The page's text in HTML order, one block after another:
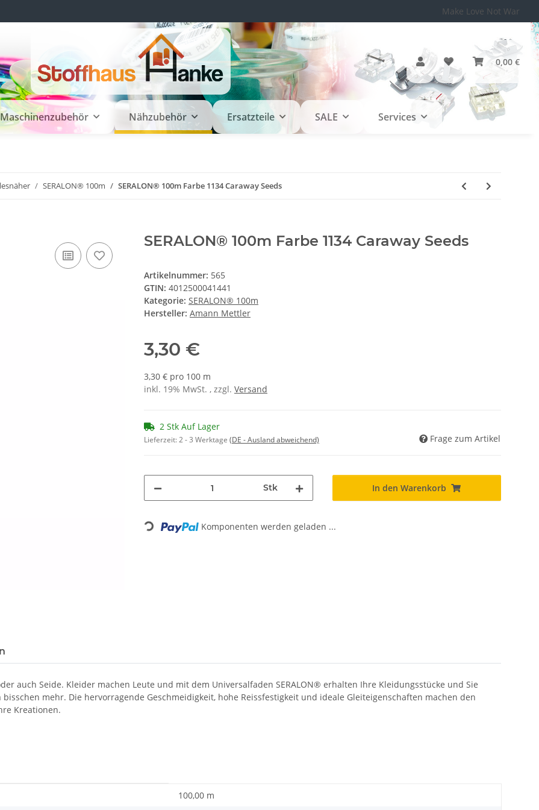
Make Love Not War
0,00 €
Maschinenzubehör Nähzubehör Ersatzteile SALE Services
SERALON® 100m SERALON® 100m Farbe 1134 Caraway Seeds
SERALON® 100m Farbe 1134 Caraway Seeds
Artikelnummer: 565
GTIN: 4012500041441
Kategorie: SERALON® 100m
Hersteller: Amann Mettler
3,30 €
3,30 € pro 100 m
inkl. 19% MwSt. , zzgl. Versand
2 Stk Auf Lager
Lieferzeit:2 - 3 Werktage (DE - Ausland abweichend) Frage zum Artikel
Stk In den Warenkorb
Loading... Komponenten werden geladen ...
auch Seide. Kleider machen Leute und mit dem Universalfaden SERALON® erhalten Ihre Kleidungsstücke und Sie
mehr. Die hervorragende Geschmeidigkeit, hohe Reissfestigkeit und ideale Gleiteigenschaften machen den
Kreationen.
100,00 m